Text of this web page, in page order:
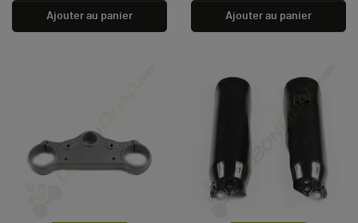
Ajouter au panier Ajouter au panier